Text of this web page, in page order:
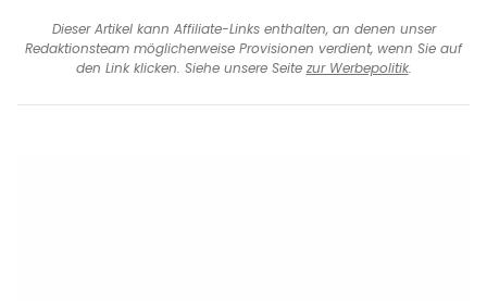
Dieser Artikel kann Affiliate-Links enthalten, an denen unser
Redaktionsteam möglicherweise Provisionen verdient, wenn Sie auf
den Link klicken. Siehe unsere Seite zur Werbepolitik.